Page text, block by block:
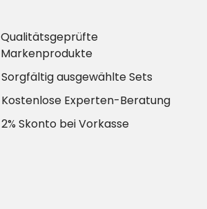
Qualitätsgeprüfte
Markenprodukte
Sorgfältig ausgewählte Sets
Kostenlose Experten-Beratung
2% Skonto bei Vorkasse